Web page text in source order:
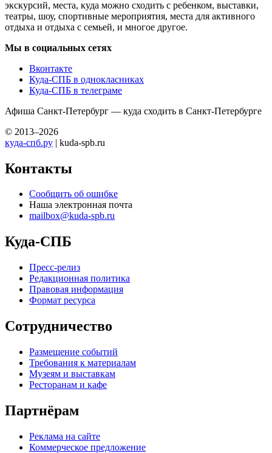
экскурсий, места, куда можно сходить с ребенком, выставки,
театры, шоу, спортивные мероприятия, места для активного
отдыха и отдыха с семьей, и многое другое.
Мы в социальных сетях
Вконтакте
Куда-СПБ в однокласниках
Куда-СПБ в телеграме
Афиша Санкт-Петербург — куда сходить в Санкт-Петербурге
© 2013–2026
куда-спб.ру | kuda-spb.ru
Контакты
Сообщить об ошибке
Наша электронная почта
mailbox@kuda-spb.ru
Куда-СПБ
Пресс-релиз
Редакционная политика
Правовая информация
Формат ресурса
Сотрудничество
Размещение событий
Требования к материалам
Музеям и выставкам
Ресторанам и кафе
Партнёрам
Реклама на сайте
Коммерческое предложение